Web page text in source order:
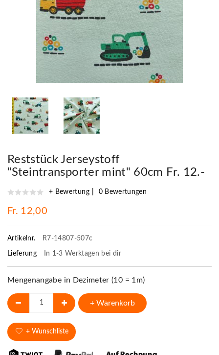
Reststück Jerseystoff
"Steintransporter mint" 60cm Fr. 12.-
+ Bewertung 0 Bewertungen
Fr. 12,00
Artikelnr. R7-14807-507c
Lieferung In 1-3 Werktagen bei dir
Mengenangabe in Dezimeter (10 = 1m)
+ Warenkorb
+ Wunschliste